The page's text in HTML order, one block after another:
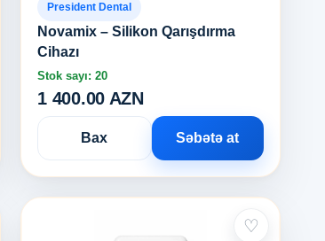
President Dental
Novamix – Silikon Qarışdırma
Cihazı
Stok sayı: 20
1 400.00 AZN
Bax Səbətə at
♡